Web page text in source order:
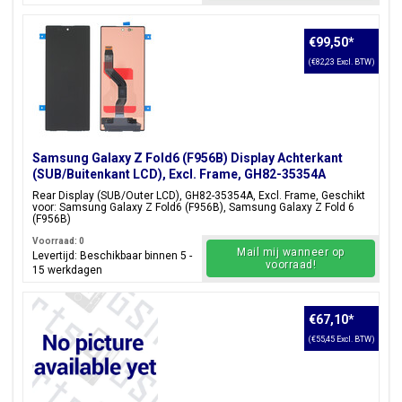
Samsung Galaxy Z Fold6 (F956B) Display Achterkant
(SUB/Buitenkant LCD), Excl. Frame, GH82-35354A
Rear Display (SUB/Outer LCD), GH82-35354A, Excl. Frame, Geschikt
voor: Samsung Galaxy Z Fold6 (F956B), Samsung Galaxy Z Fold 6
(F956B)
€99,50*
(€82,23 Excl. BTW)
Voorraad: 0
Levertijd: Beschikbaar binnen 5 -
15 werkdagen
Mail mij wanneer op
voorraad!
€67,10*
(€55,45 Excl. BTW)